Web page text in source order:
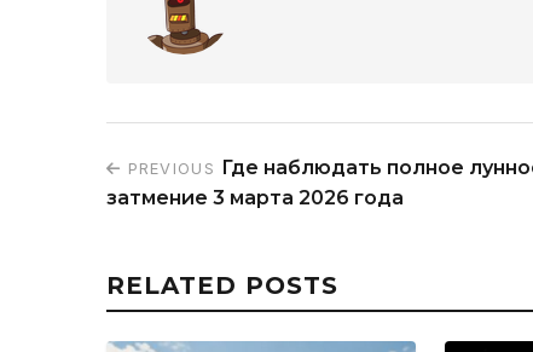
PREVIOUS Где наблюдать полное
затмение 3 марта 2026 года
RELATED POSTS